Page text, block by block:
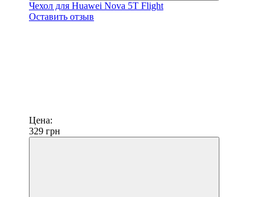
Чехол для Huawei Nova 5T Flight
Оставить отзыв
Цена:
329 грн